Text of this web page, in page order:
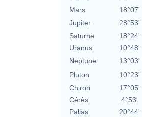
Mars
18°07'
Jupiter
28°53'
Saturne
18°24'
Uranus
10°48'
Neptune
13°03'
Pluton
10°23'
Chiron
17°05'
Cérès
4°53'
Pallas
20°44'